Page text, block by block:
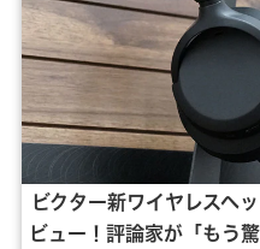
ビクター新ワイヤレスヘ
ビュー！評論家が「もう